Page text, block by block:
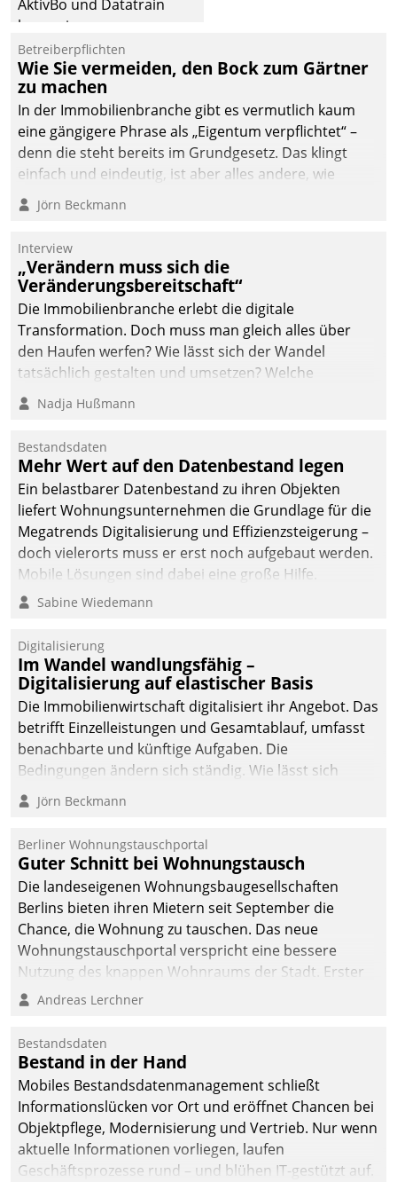
Mieteranliegen zum
AktivBo und Datatrain
kooperieren –
Immobilienunternehmen
profitieren: Die nahtlose
Integration der Lösungen
von AktivBo und
Datatrain ermöglicht
automatisiert ausgelöste,
zielgerichtete
Mieterbefragungen – eine
starke Grundlage für
intelligente,
datengestützte
Entscheidungen.
Betreiberpflichten
Wie Sie vermeiden, den Bock zum Gärtner
zu machen
In der Immobilienbranche gibt es vermutlich kaum
eine gängigere Phrase als „Eigentum verpflichtet“ –
denn die steht bereits im Grundgesetz. Das klingt
einfach und eindeutig, ist aber alles andere, wie
Branchenbeschäftigte wissen. Denn mit der
Verantwortung folgen Verpflichtungen.
Jörn Beckmann
Interview
„Verändern muss sich die
Veränderungsbereitschaft“
Die Immobilienbranche erlebt die digitale
Transformation. Doch muss man gleich alles über
den Haufen werfen? Wie lässt sich der Wandel
tatsächlich gestalten und umsetzen? Welche
Argumente zählen wirklich?
Nadja Hußmann
Bestandsdaten
Mehr Wert auf den Datenbestand legen
Ein belastbarer Datenbestand zu ihren Objekten
liefert Wohnungsunternehmen die Grundlage für die
Megatrends Digitalisierung und Effizienzsteigerung –
doch vielerorts muss er erst noch aufgebaut werden.
Mobile Lösungen sind dabei eine große Hilfe.
Sabine Wiedemann
Digitalisierung
Im Wandel wandlungsfähig –
Digitalisierung auf elastischer Basis
Die Immobilienwirtschaft digitalisiert ihr Angebot. Das
betrifft Einzelleistungen und Gesamtablauf, umfasst
benachbarte und künftige Aufgaben. Die
Bedingungen ändern sich ständig. Wie lässt sich
technisch die Kontrolle wahren und zugleich Freiraum
fürs Wachsen öffnen?
Jörn Beckmann
Berliner Wohnungstauschportal
Guter Schnitt bei Wohnungstausch
Die landeseigenen Wohnungsbaugesellschaften
Berlins bieten ihren Mietern seit September die
Chance, die Wohnung zu tauschen. Das neue
Wohnungstauschportal verspricht eine bessere
Nutzung des knappen Wohnraums der Stadt. Erster
Anwendungsfall für Datatrains Lösung API-Hub mit
Unternehmen.
Andreas Lerchner
Bestandsdaten
Bestand in der Hand
Mobiles Bestandsdatenmanagement schließt
Informationslücken vor Ort und eröffnet Chancen bei
Objektpflege, Modernisierung und Vertrieb. Nur wenn
aktuelle Informationen vorliegen, laufen
Geschäftsprozesse rund – und blühen IT-gestützt auf.